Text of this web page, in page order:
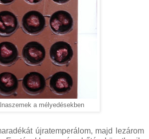
a mélyedésekben
újratemperálom, majd lezárom